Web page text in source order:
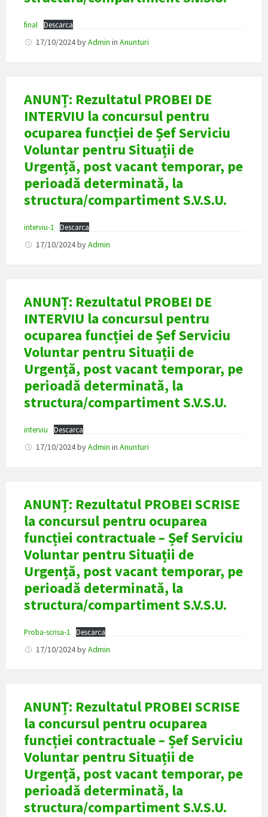
final Descarca
17/10/2024byAdmin in Anunturi
ANUNȚ: Rezultatul PROBEI DE
INTERVIU la concursul pentru
ocuparea funcției de Șef Serviciu
Voluntar pentru Situații de
Urgență, post vacant temporar, pe
perioadă determinată, la
structura/compartiment S.V.S.U.
interviu-1 Descarca
17/10/2024byAdmin
ANUNȚ: Rezultatul PROBEI DE
INTERVIU la concursul pentru
ocuparea funcției de Șef Serviciu
Voluntar pentru Situații de
Urgență, post vacant temporar, pe
perioadă determinată, la
structura/compartiment S.V.S.U.
interviu Descarca
17/10/2024byAdmin in Anunturi
ANUNȚ: Rezultatul PROBEI SCRISE
la concursul pentru ocuparea
funcției contractuale – Șef Serviciu
Voluntar pentru Situații de
Urgență, post vacant temporar, pe
perioadă determinată, la
structura/compartiment S.V.S.U.
Proba-scrisa-1 Descarca
17/10/2024byAdmin
ANUNȚ: Rezultatul PROBEI SCRISE
la concursul pentru ocuparea
funcției contractuale – Șef Serviciu
Voluntar pentru Situații de
Urgență, post vacant temporar, pe
perioadă determinată, la
structura/compartiment S.V.S.U.